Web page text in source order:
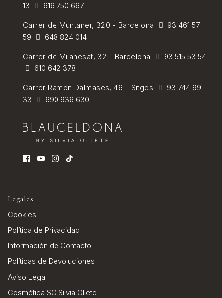
13
616 750 667
Carrer de Muntaner, 320 - Barcelona
93 461 57
59
648 824 014
Carrer de Milanesat, 32 - Barcelona
93 515 53 54
610 642 378
Carrer Ramon Dalmases, 46 - Sitges
93 744 99
33
690 936 630
Legales
Cookies
Política de Privacidad
Información de Contacto
Políticas de Devoluciones
Aviso Legal
Cosmética SO Silvia Oliete